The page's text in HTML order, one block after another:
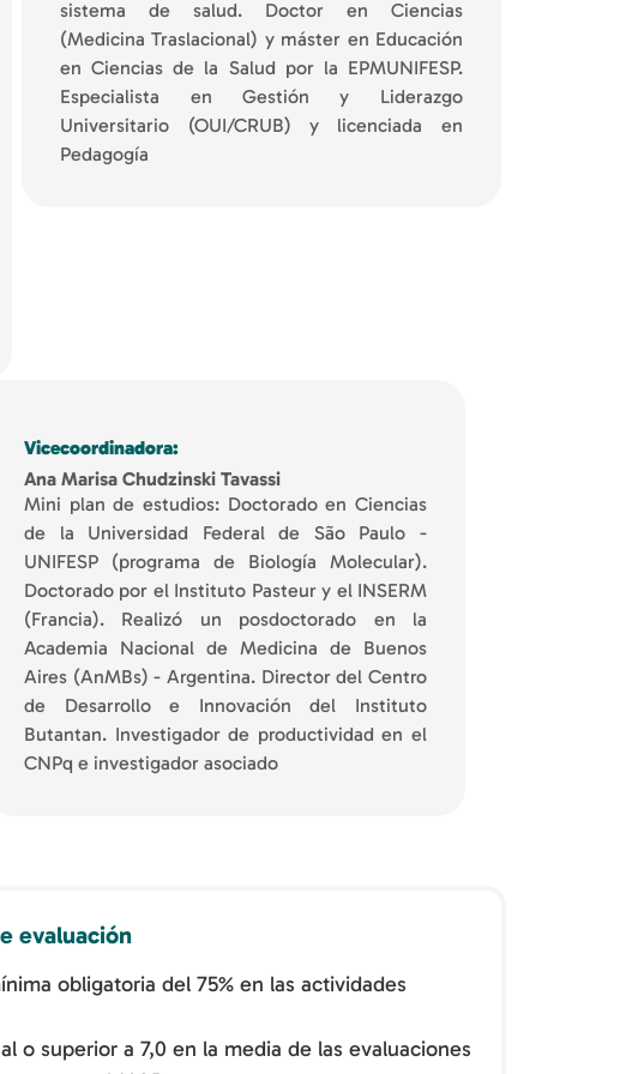
sistema de salud. Doctor en Ciencias
(Medicina Traslacional) y máster en Educación
en Ciencias de la Salud por la EPMUNIFESP.
Especialista en Gestión y Liderazgo
Universitario (OUI/CRUB) y licenciada en
Pedagogía
Vicecoordinadora:
Ana Marisa Chudzinski Tavassi
Mini plan de estudios: Doctorado en Ciencias
de la Universidad Federal de São Paulo -
UNIFESP (programa de Biología Molecular).
Doctorado por el Instituto Pasteur y el INSERM
(Francia). Realizó un posdoctorado en la
Academia Nacional de Medicina de Buenos
Aires (AnMBs) - Argentina. Director del Centro
de Desarrollo e Innovación del Instituto
Butantan. Investigador de productividad en el
CNPq e investigador asociado
evaluación
obligatoria del 75% en las actividades
o superior a 7,0 en la media de las evaluaciones